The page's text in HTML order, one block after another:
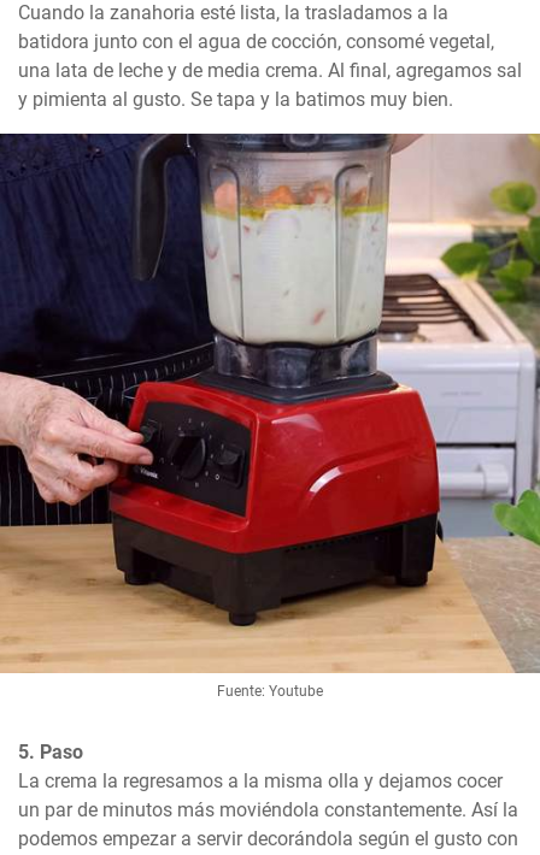
Cuando la zanahoria esté lista, la trasladamos a la
batidora junto con el agua de cocción, consomé vegetal,
una lata de leche y de media crema. Al final, agregamos sal
y pimienta al gusto. Se tapa y la batimos muy bien.
Fuente: Youtube
5. Paso
La crema la regresamos a la misma olla y dejamos cocer
un par de minutos más moviéndola constantemente. Así la
podemos empezar a servir decorándola según el gusto con